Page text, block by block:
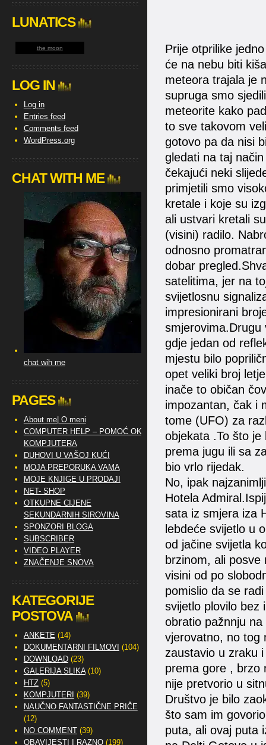
Prije otprilike
će na nebu biti
meteora trajala je
supruga smo
meteorite kako
to sve takovom
gotovo pa da nisi
gledati na taj
čekajući neki
primjetili smo
kretale i koje su
ali ustvari kretali
(visini) radilo.
odnosno
dobar
satelitima, jer na
svijetlosnu
impresionirani
smjerovima.Drugu
gdje jedan od
mjestu bilo
opet veliki broj
inače to običan
impozantan, čak i
tome (UFO) za
objekata .To što
prema jugu ili sa
bio vrlo rijedak.
No, ipak
Hotela
sata iz smjera iza
lebdeće svijetlo u
od jačine svijetla
brzinom, ali
visini od po
pomislio da se
svijetlo plovilo bez
obratio pažnnju
vjerovatno, no tog
zaustavio u zraku
prema gore , brzo
nije pretvorio u
Društvo je bilo
što sam im
puta, ali ovaj puta
LUNATICS
the moon
LOG IN
Log in
Entries feed
Comments feed
WordPress.org
CHAT WITH ME
chat wih me
PAGES
About me| O meni
COMPUTER HELP – POMOĆ OKO
KOMPJUTERA
DUHOVI U VAŠOJ KUĆI
MOJA PREPORUKA VAMA
MOJE KNJIGE U PRODAJI
NET- SHOP
OTKUPNE CIJENE
SEKUNDARNIH SIROVINA
SPONZORI BLOGA
SUBSCRIBER
VIDEO PLAYER
ZNAČENJE SNOVA
KATEGORIJE
POSTOVA
ANKETE (14)
DOKUMENTARNI FILMOVI (104)
DOWNLOAD(23)
GALERIJA SLIKA(10)
HTZ(5)
KOMPJUTERI (39)
NAUČNO FANTASTIČNE PRIČE
(12)
NO COMMENT(39)
OBAVIJESTI I RAZNO(199)